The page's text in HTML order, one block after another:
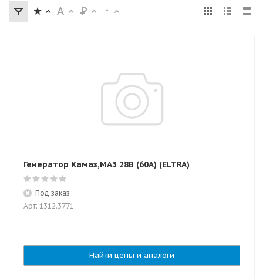
Генератор Камаз,МАЗ 28В (60А) (ELTRA)
Под заказ
Арт: 1312.3771
Найти цены и аналоги